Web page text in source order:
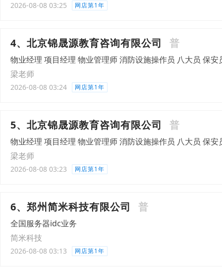
2026-08-08 03:25 网店第1年
4、北京锦晟源教育咨询有限公司 普
物业经理 项目经理 物业管理师 消防设施操作员 八大员 保安
梁老师
2026-08-08 03:24 网店第1年
5、北京锦晟源教育咨询有限公司 普
物业经理 项目经理 物业管理师 消防设施操作员 八大员 保安
梁老师
2026-08-08 03:23 网店第1年
6、郑州简米科技有限公司 普
全国服务器idc业务
简米科技
2026-08-08 03:13 网店第1年